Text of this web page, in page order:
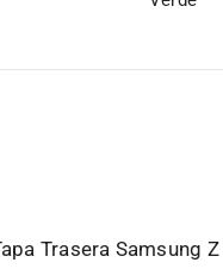
Trasera Samsung